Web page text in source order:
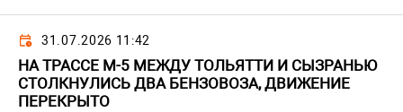
31.07.2026 11:42
НА ТРАССЕ М-5 МЕЖДУ ТОЛЬЯТТИ И СЫЗРАНЬЮ
СТОЛКНУЛИСЬ ДВА БЕНЗОВОЗА, ДВИЖЕНИЕ
ПЕРЕКРЫТО